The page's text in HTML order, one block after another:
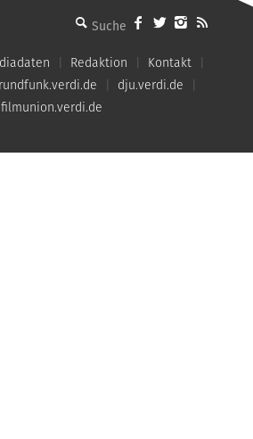
Medien
Redaktion
Kontakt
rundfunk.verdi.de
dju.verdi.de
filmunion.verdi.de